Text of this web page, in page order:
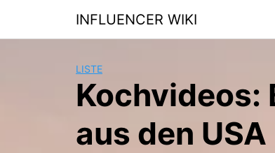
content
INFLUENCER WIKI
LISTE
Kochvideos:
aus den USA